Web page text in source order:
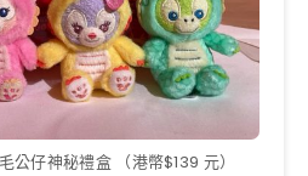
公仔神秘禮盒 （港幣$139 元）